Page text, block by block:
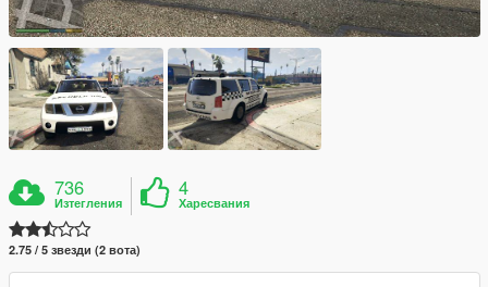
736
Изтегления
4
Харесвания
2.75 / 5 звезди (2 вота)